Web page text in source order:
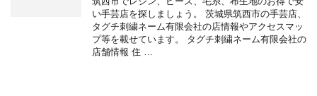
い手芸店を探しましょう。 茨城県筑西市の手芸店、
タグチ刺繍ネーム有限会社の店情報やアクセスマッ
プ等を載せています。 タグチ刺繍ネーム有限会社の
店舗情報 住 …